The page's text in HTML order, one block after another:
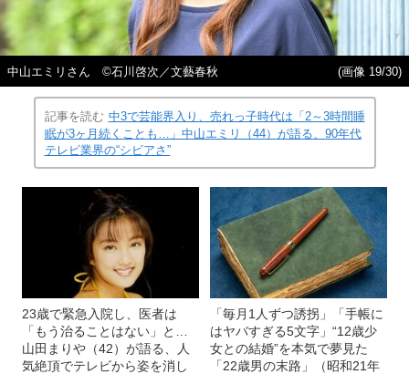
中山エミリさん ©石川啓次／文藝春秋 (画像 19/30)
記事を読む 中3で芸能界入り、売れっ子時代は「2～3時間睡
眠が3ヶ月続くことも…」中山エミリ（44）が語る、90年代
テレビ業界の“シビアさ”
23歳で緊急入院し、医者は
「もう治ることはない」と…
山田まりや（42）が語る、人
気絶頂でテレビから姿を消し
「毎月1人ずつ誘拐」「手帳に
はヤバすぎる5文字」“12歳少
女との結婚”を本気で夢見た
「22歳男の末路」（昭和21年